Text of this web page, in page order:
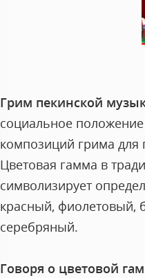
Грим пекинской
социальное положение
композиций грима
Цветовая гамма в
символизирует
красный, фиолетовый,
серебряный.
Говоря о цветовой